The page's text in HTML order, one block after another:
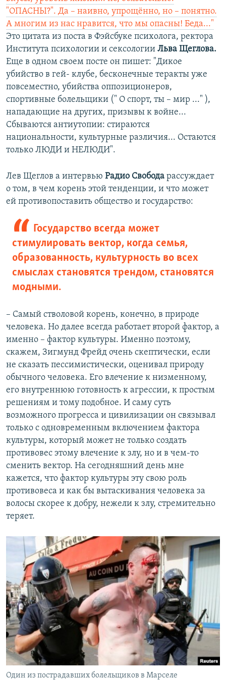
"ОПАСНЫ?". Да – наивно, упрощённо, но – понятно.
А многим из нас нравится, что мы опасны! Беда..."
Это цитата из поста в Фэйсбуке психолога, ректора
Института психологии и сексологии Льва Щеглова.
Еще в одном своем посте он пишет: "Дикое
убийство в гей- клубе, бесконечные теракты уже
повсеместно, убийства оппозиционеров,
спортивные болельщики (" О спорт, ты – мир ..." ),
нападающие на других, призывы к войне...
Сбываются антиутопии: стираются
национальности, культурные различия... Остаются
только ЛЮДИ и НЕЛЮДИ"​.
Лев Щеглов а интервью Радио Свобода рассуждает
о том, в чем корень этой тенденции, и что может
ей противопоставить общество и государство:
Государство всегда может
стимулировать вектор, когда семья,
образованность, культурность во всех
смыслах становятся трендом, становятся
модными.
– Самый стволовой корень, конечно, в природе
человека. Но далее всегда работает второй фактор, а
именно – фактор культуры. Именно поэтому,
скажем, Зигмунд Фрейд очень скептически, если
не сказать пессимистически, оценивал природу
обычного человека. Его влечение к низменному,
его внутреннюю готовность к агрессии, к простым
решениям и тому подобное. И саму суть
возможного прогресса и цивилизации он связывал
только с одновременным включением фактора
культуры, который может не только создать
противовес этому влечение к злу, но и в чем-то
сменить вектор. На сегодняшний день мне
кажется, что фактор культуры эту свою роль
противовеса и как бы вытаскивания человека за
волосы скорее к добру, нежели к злу, стремительно
теряет.
Один из пострадавших болельщиков в Марселе